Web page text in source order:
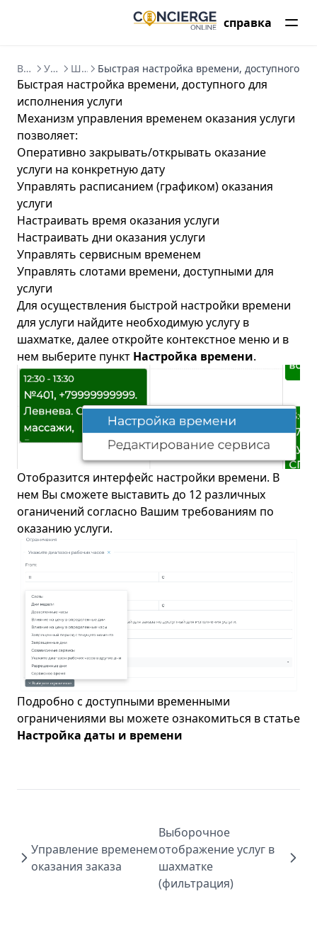
справка
Введение в Concierge CRM Управление услугами Шахматка Быстрая настройка времени, доступного
Быстрая настройка времени, доступного для
исполнения услуги
Механизм управления временем оказания услуги
позволяет:
Оперативно закрывать/открывать оказание
услуги на конкретную дату
Управлять расписанием (графиком) оказания
услуги
Настраивать время оказания услуги
Настраивать дни оказания услуги
Управлять сервисным временем
Управлять слотами времени, доступными для
услуги
Для осуществления быстрой настройки времени
для услуги найдите необходимую услугу в
шахматке, далее откройте контекстное меню и в
нем выберите пункт Настройка времени.
Отобразится интерфейс настройки времени. В
нем Вы сможете выставить до 12 различных
оганичений согласно Вашим требованиям по
оказанию услуги.
Подробно с доступными временными
ограничениями вы можете ознакомиться в статье
Настройка даты и времени
Управление временем
оказания заказа
Выборочное
отображение услуг в
шахматке
(фильтрация)